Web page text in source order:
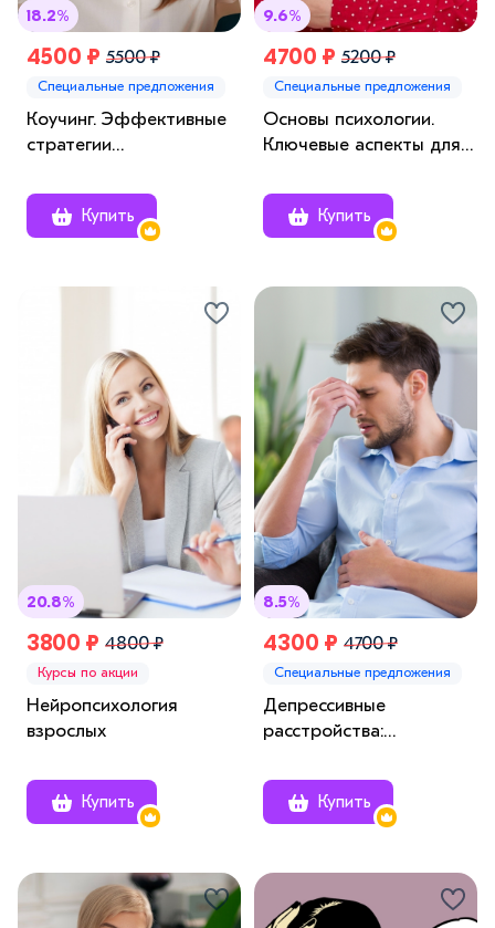
18.2%
4500 ₽ 5500 ₽
Специальные предложения
Коучинг. Эффективные
стратегии
клиентом
Купить
9.6%
4700 ₽ 5200 ₽
Специальные предложения
Основы психологии.
Ключевые аспекты для
специалистов
Купить
20.8%
3800 ₽ 4800 ₽
Курсы по акции
Нейропсихология
взрослых
Купить
8.5%
4300 ₽ 4700 ₽
Специальные предложения
Депрессивные
расстройства:
диагностика и
терапевтические
Купить